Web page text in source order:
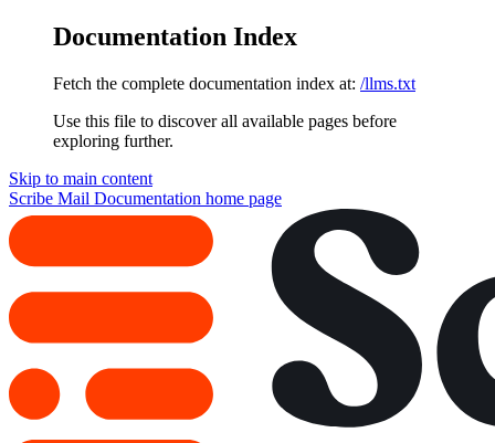
Documentation Index
Fetch the complete documentation index at: /llms.txt
Use this file to discover all available pages before
exploring further.
Skip to main content
Scribe Mail Documentation home page